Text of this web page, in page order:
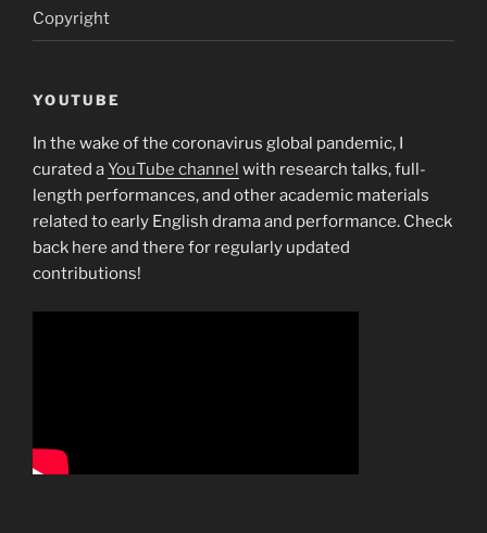
Copyright
YOUTUBE
In the wake of the coronavirus global pandemic, I
curated aYouTube channel with research talks, full-
length performances, and other academic materials
related to early English drama and performance. Check
back here and there for regularly updated
contributions!